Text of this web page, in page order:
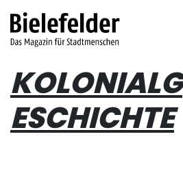
KOLONIALG
ESCHICHTE